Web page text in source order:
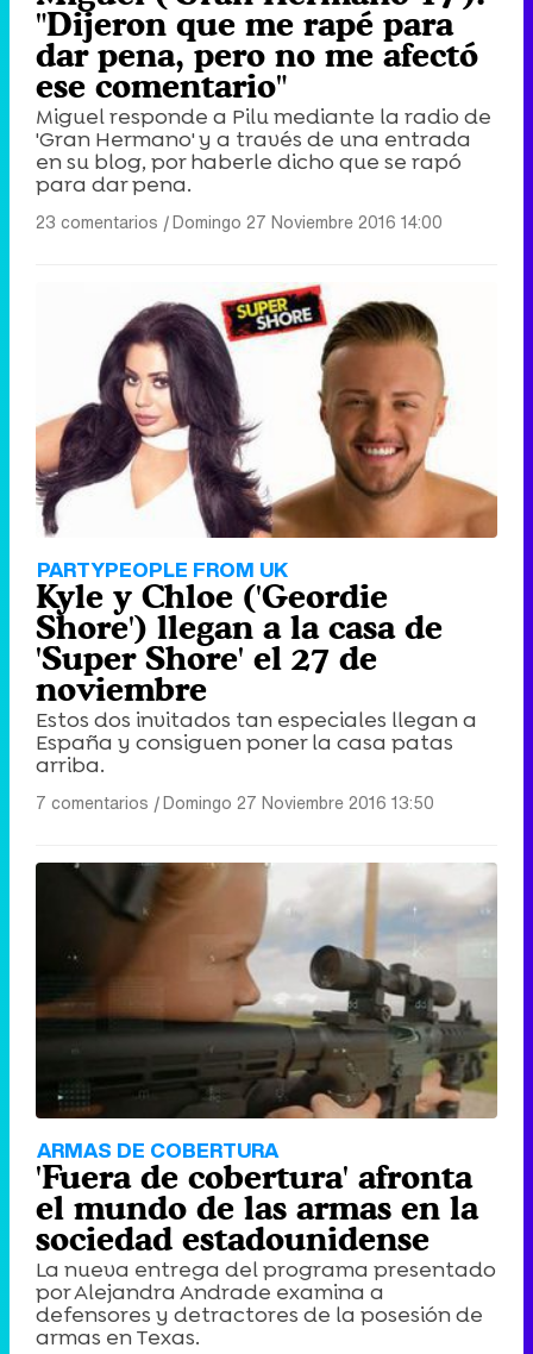
"Dijeron que me rapé para
dar pena, pero no me afectó
ese comentario"
Miguel responde a Pilu mediante la radio de
'Gran Hermano' y a través de una entrada
en su blog, por haberle dicho que se rapó
para dar pena.
23 comentarios |Domingo 27 Noviembre 2016 14:00
PARTYPEOPLE FROM UK
Kyle y Chloe ('Geordie
Shore') llegan a la casa de
'Super Shore' el 27 de
noviembre
Estos dos invitados tan especiales llegan a
España y consiguen poner la casa patas
arriba.
7 comentarios |Domingo 27 Noviembre 2016 13:50
ARMAS DE COBERTURA
'Fuera de cobertura' afronta
el mundo de las armas en la
sociedad estadounidense
La nueva entrega del programa presentado
por Alejandra Andrade examina a
defensores y detractores de la posesión de
armas en Texas.